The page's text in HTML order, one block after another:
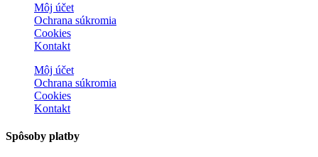
Môj účet
Ochrana súkromia
Cookies
Kontakt
Môj účet
Ochrana súkromia
Cookies
Kontakt
Spôsoby platby